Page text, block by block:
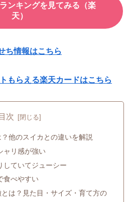
ンキングを見てみる（楽
天）
ち情報はこちら
もらえる楽天カードはこちら
目次
他のスイカとの違いを解説
リ感が強い
ていてジューシー
べやすい
は？見た目・サイズ・育て方の